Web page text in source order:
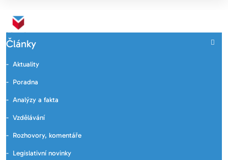
Články
Aktuality
Poradna
Analýzy a fakta
Vzdělávání
Rozhovory, komentáře
Legislativní novinky